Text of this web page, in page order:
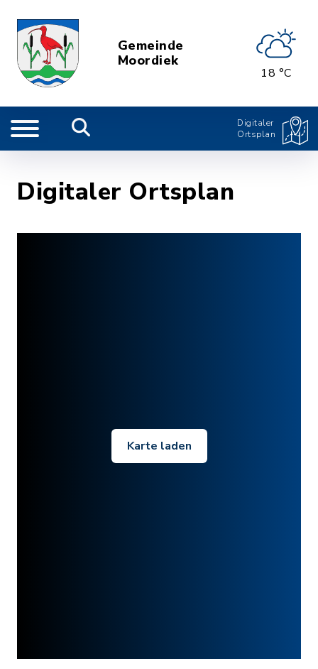
Gemeinde
Moordiek
18 °C
Digitaler
Ortsplan
Digitaler Ortsplan
Karte laden